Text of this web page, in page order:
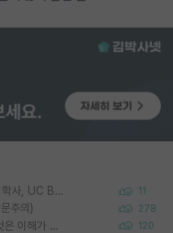
Korea University 수학, 컴퓨터과학 이학사, UC Berkeley 산업공학 대학원 공학박사가 되는 것은 쉽지 않겠죠? 11
주의) 278
대학원생들 교수에게 가스라이팅 당한 것은 이해가 갑니다. 안타깝네요. 120